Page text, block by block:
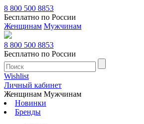
8 800 500 8853
Бесплатно по России
Женщинам Мужчинам
8 800 500 8853
Бесплатно по России
Wishlist
Личный кабинет
Женщинам Мужчинам
Новинки
Бренды